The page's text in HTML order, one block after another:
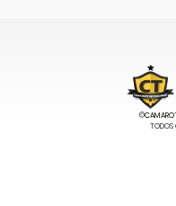
©
TODOS